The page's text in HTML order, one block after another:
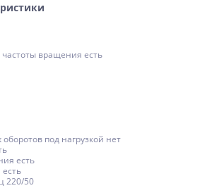
вращения есть
под нагрузкой нет
есть
220/50